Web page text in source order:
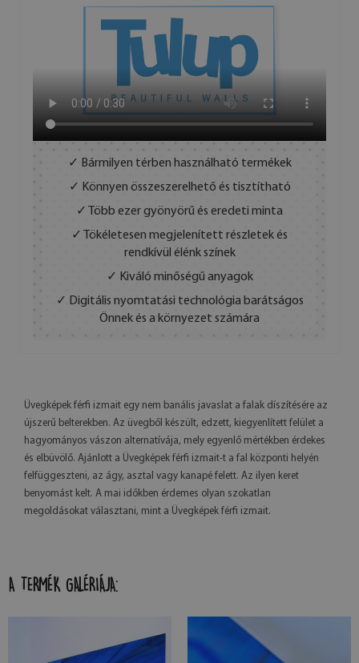
✓ Bármilyen térben használható termékek
✓ Könnyen összeszerelhető és tisztítható
✓ Több ezer gyönyörű és eredeti minta
✓ Tökéletesen megjelenített részletek és
rendkívül élénk színek
✓ Kiváló minőségű anyagok
✓ Digitális nyomtatási technológia barátságos
Önnek és a környezet számára
Üvegképek férfi izmait egy nem banális javaslat a falak díszítésére az
újszerű belterekben. Az üvegből készült, edzett, kiegyenlített felület a
hagyományos vászon alternatívája, mely egyenlő mértékben érdekes
és elbüvölő. Ajánlott a Üvegképek férfi izmait-t a fal központi helyén
felfüggeszteni, az ágy, asztal vagy kanapé felett. Az ilyen keret
benyomást kelt. A mai időkben érdemes olyan szokatlan
megoldásokat választani, mint a Üvegképek férfi izmait.
A TERMÉK GALÉRIÁJA: